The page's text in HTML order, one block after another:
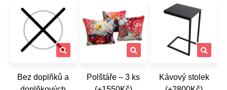
Bez doplňků a
Polštáře – 3 ks
Kávový stolek